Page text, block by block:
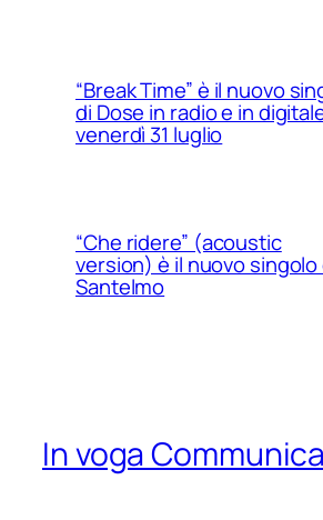
“Break Time” è il nuovo
di Dose in radio e in
venerdì 31 luglio
“Che ridere” (acoustic
version) è il nuovo singolo
Santelmo
In voga